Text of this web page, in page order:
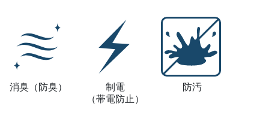
消臭 （防臭）
制電
（帯電防止）
防汚